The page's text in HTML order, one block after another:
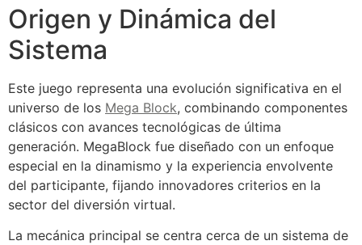
Origen y Dinámica del
Sistema
Este juego representa una evolución significativa en el
universo de los Mega Block, combinando componentes
clásicos con avances tecnológicas de última
generación. MegaBlock fue diseñado con un enfoque
especial en la dinamismo y la experiencia envolvente
del participante, fijando innovadores criterios en la
sector del diversión virtual.
La mecánica principal se centra cerca de un sistema de